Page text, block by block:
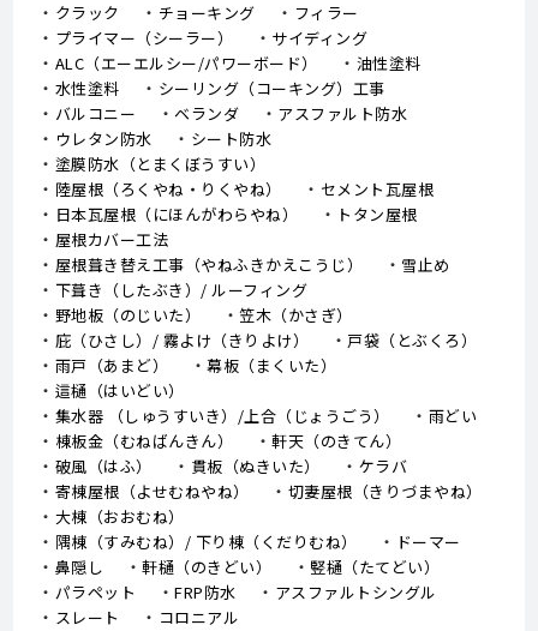
クラック チョーキング
フィラー
プライマー（シーラー）
サイディング
ALC（エーエルシー/パワーボード）
油性塗料
水性塗料
シーリング（コーキング）工事
バルコニー
ベランダ
アスファルト防水
ウレタン防水
シート防水
塗膜防水（とまくぼうすい）
陸屋根（ろくやね・りくやね）
セメント瓦屋根
日本瓦屋根（にほんがわらやね）
トタン屋根
屋根カバー工法
屋根葺き替え工事（やねふきかえこうじ）
雪止め
下葺き（したぶき）/ ルーフィング
野地板（のじいた）
笠木（かさぎ）
庇（ひさし）/ 霧よけ（きりよけ）
戸袋（とぶくろ）
雨戸（あまど）
幕板（まくいた）
這樋（はいどい）
集水器 （しゅうすいき）/上合（じょうごう）
雨どい
棟板金（むねばんきん）
軒天（のきてん）
破風（はふ）
貫板（ぬきいた）
ケラバ
寄棟屋根（よせむねやね）
切妻屋根（きりづまやね）
大棟（おおむね）
隅棟（すみむね）/ 下り棟（くだりむね）
ドーマー
鼻隠し
軒樋（のきどい）
竪樋（たてどい）
パラペット
FRP防水
アスファルトシングル
スレート
コロニアル